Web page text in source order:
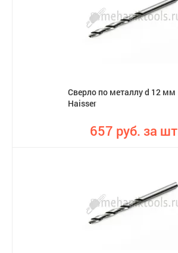
Сверло по металлу d 12 мм
Haisser
657 руб. за шт